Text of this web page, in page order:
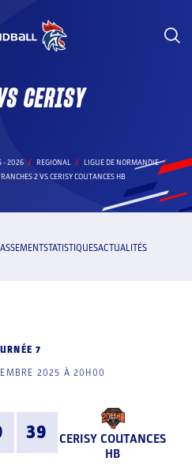
CERISY
- 2026 REGIONAL
LIGUE DE NORMANDIE
2 VS CERISY COUTANCES HB
STATISTIQUESACTUALITÉS
7
2025 À 20H00
39
CERISY COUTANCES
HB